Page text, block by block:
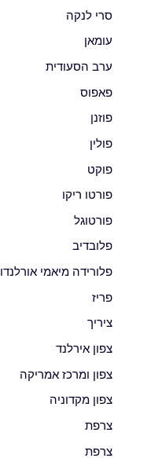
סרי לנקה
עומאן
ערב הסעודית
פאפוס
פוזנן
פולין
פוקט
פורטו ריקו
פורטוגל
פלובדיב
פלורידה מיאמי אורלנדו
פריז
ציריך
צפון אירלנד
צפון ומרכז אמריקה
צפון מקדוניה
צרפת
צרפת